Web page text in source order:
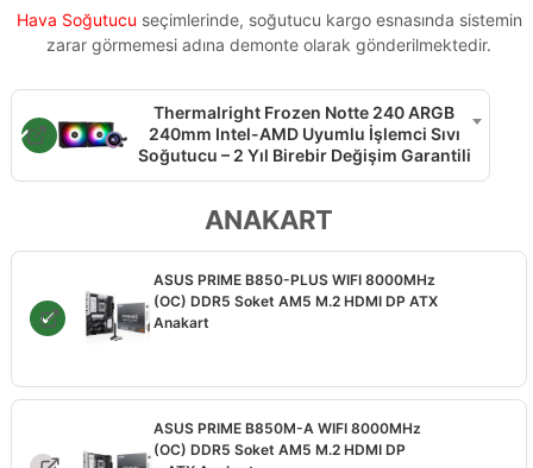
Hava Soğutucu seçimlerinde, soğutucu kargo esnasında sistemin
zarar görmemesi adına demonte olarak gönderilmektedir.
Thermalright Frozen Notte 240 ARGB
240mm Intel-AMD Uyumlu İşlemci Sıvı
Soğutucu – 2 Yıl Birebir Değişim Garantili
ANAKART
ASUS PRIME B850-PLUS WIFI 8000MHz
(OC) DDR5 Soket AM5 M.2 HDMI DP ATX
Anakart
ASUS PRIME B850M-A WIFI 8000MHz
(OC) DDR5 Soket AM5 M.2 HDMI DP